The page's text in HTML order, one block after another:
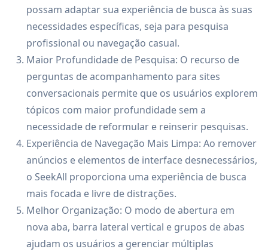
possam adaptar sua experiência de busca às suas
necessidades específicas, seja para pesquisa
profissional ou navegação casual.
Maior Profundidade de Pesquisa: O recurso de
perguntas de acompanhamento para sites
conversacionais permite que os usuários explorem
tópicos com maior profundidade sem a
necessidade de reformular e reinserir pesquisas.
Experiência de Navegação Mais Limpa: Ao remover
anúncios e elementos de interface desnecessários,
o SeekAll proporciona uma experiência de busca
mais focada e livre de distrações.
Melhor Organização: O modo de abertura em
nova aba, barra lateral vertical e grupos de abas
ajudam os usuários a gerenciar múltiplas